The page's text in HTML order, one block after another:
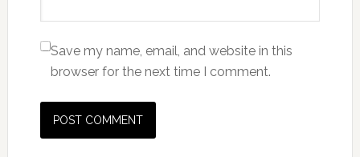
Save my name, email, and website in this
browser for the next time I comment.